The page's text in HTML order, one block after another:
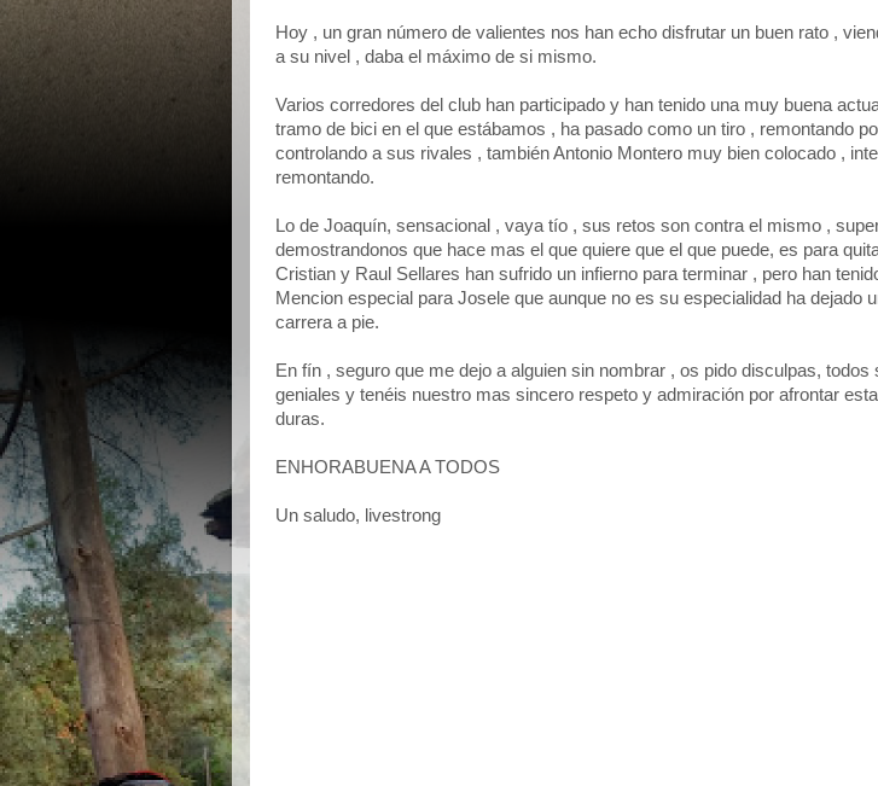
Hoy , un gran número de valientes nos han echo disfrutar un buen rato ,
a su nivel , daba el máximo de si mismo.
Varios corredores del club han participado y han tenido una muy buena
tramo de bici en el que estábamos , ha pasado como un tiro , remontando
controlando a sus rivales , también Antonio Montero muy bien colocado ,
remontando.
Lo de Joaquín, sensacional , vaya tío , sus retos son contra el mismo ,
demostrandonos que hace mas el que quiere que el que puede, es para
Cristian y Raul Sellares han sufrido un infierno para terminar , pero han
Mencion especial para Josele que aunque no es su especialidad ha dejado
carrera a pie.
En fín , seguro que me dejo a alguien sin nombrar , os pido disculpas, todos
geniales y tenéis nuestro mas sincero respeto y admiración por afrontar
duras.
ENHORABUENA A TODOS
Un saludo, livestrong